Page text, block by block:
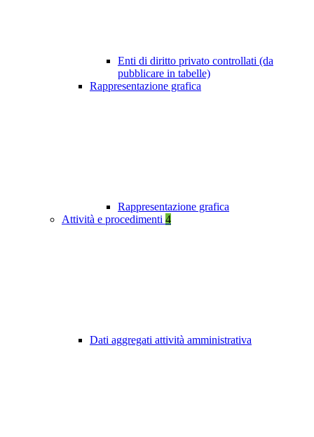
Enti di diritto privato controllati (da
pubblicare in tabelle)
Rappresentazione grafica
Rappresentazione grafica
Attività e procedimenti 4
Dati aggregati attività amministrativa